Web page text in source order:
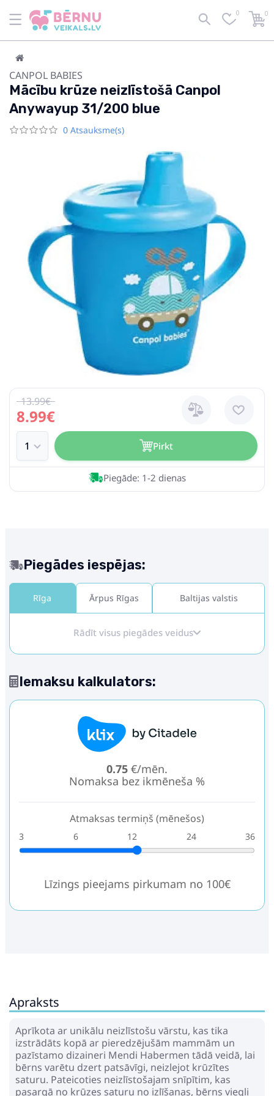
0 0
CANPOL BABIES
Mācību krūze neizlīstošā Canpol
Anywayup 31/200 blue
0 Atsauksme(s)
8.99€
13.99€
Pirkt
Piegāde: 1-2 dienas
Piegādes iespējas:
Rīga Ārpus Rīgas Baltijas valstis
Rādīt visus piegādes veidus
Iemaksu kalkulators:
0.75 €/mēn.
Nomaksa bez ikmēneša %
Atmaksas termiņš (mēnešos)
3 6 12 24 36
Līzings pieejams pirkumam no 100€
Apraksts
Aprīkota ar unikālu neizlīstošu vārstu, kas tika
izstrādāts kopā ar pieredzējušām mammām un
pazīstamo dizaineri Mendi Habermen tādā veidā, lai
bērns varētu dzert patsāvīgi, neizlejot krūzītes
saturu. Pateicoties neizlīstošajam snīpītim, kas
pasargā no krūzes saturu no izlīšanas, bērns viegli